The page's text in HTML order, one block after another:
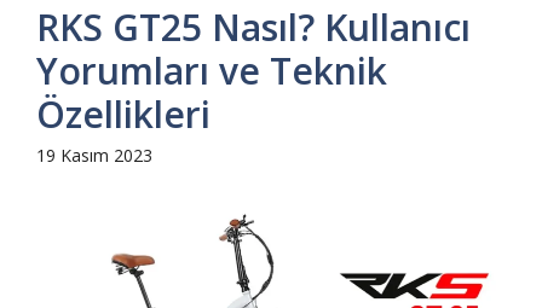
RKS GT25 Nasıl? Kullanıcı
Yorumları ve Teknik
Özellikleri
19 Kasım 2023